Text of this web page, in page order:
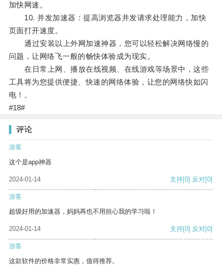
加快网速。
10. 并发加速器：提高浏览器并发请求处理能力，加快
页面打开速度。
通过安装以上外网加速神器，您可以轻松解决网络慢的
问题，让网络飞一般的畅快体验成为现实。
在日常上网、播放在线视频、在线游戏等场景中，这些
工具将为您提供便捷、快速的网络体验，让您的网络快如闪
电！。
#18#
评论
游客
这个是app神器
2024-01-14 支持[0] 反对[0]
游客
超级好用的加速器，妈妈再也不用担心我的学习啦！
2024-01-14 支持[0] 反对[0]
游客
这款软件的价格非常实惠，值得推荐。